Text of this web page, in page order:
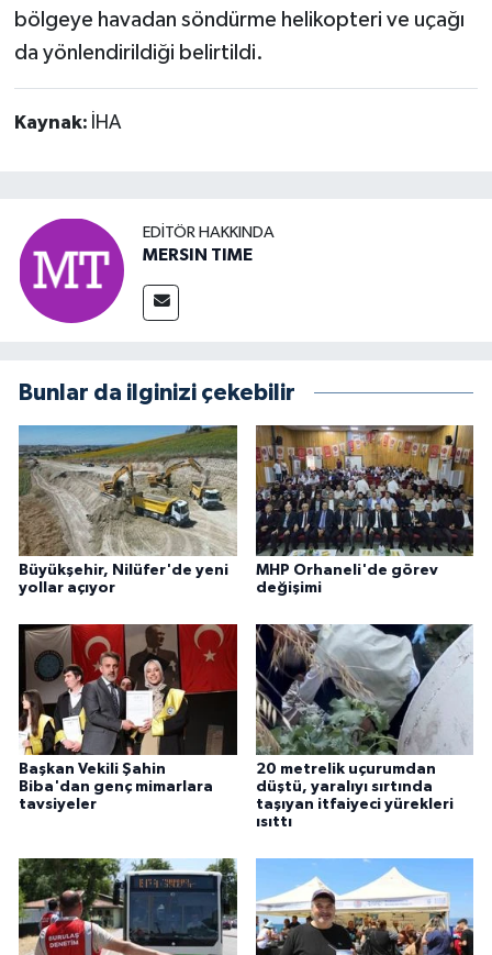
bölgeye havadan söndürme helikopteri ve uçağı
da yönlendirildiği belirtildi.
Kaynak: İHA
EDITÖR HAKKINDA
MERSIN TIME
Bunlar da ilginizi çekebilir
Büyükşehir, Nilüfer'de yeni
yollar açıyor
MHP Orhaneli'de görev
değişimi
Başkan Vekili Şahin
Biba'dan genç mimarlara
tavsiyeler
20 metrelik uçurumdan
düştü, yaralıyı sırtında
taşıyan itfaiyeci yürekleri
ısıttı